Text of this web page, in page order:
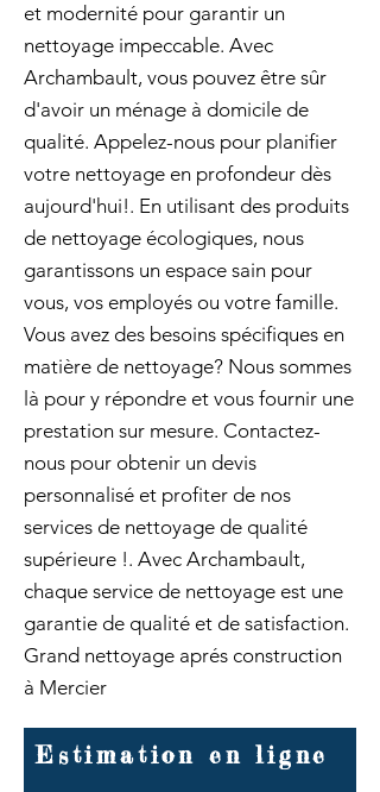
et modernité pour garantir un
nettoyage impeccable. Avec
Archambault, vous pouvez être sûr
d'avoir un ménage à domicile de
qualité. Appelez-nous pour planifier
votre nettoyage en profondeur dès
aujourd'hui!. En utilisant des produits
de nettoyage écologiques, nous
garantissons un espace sain pour
vous, vos employés ou votre famille.
Vous avez des besoins spécifiques en
matière de nettoyage? Nous sommes
là pour y répondre et vous fournir une
prestation sur mesure. Contactez-
nous pour obtenir un devis
personnalisé et profiter de nos
services de nettoyage de qualité
supérieure !. Avec Archambault,
chaque service de nettoyage est une
garantie de qualité et de satisfaction.
Grand nettoyage aprés construction
à Mercier
Estimation en ligne